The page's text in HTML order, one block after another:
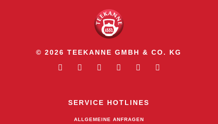
© 2026 TEEKANNE GMBH & CO. KG
SERVICE HOTLINES
ALLGEMEINE ANFRAGEN